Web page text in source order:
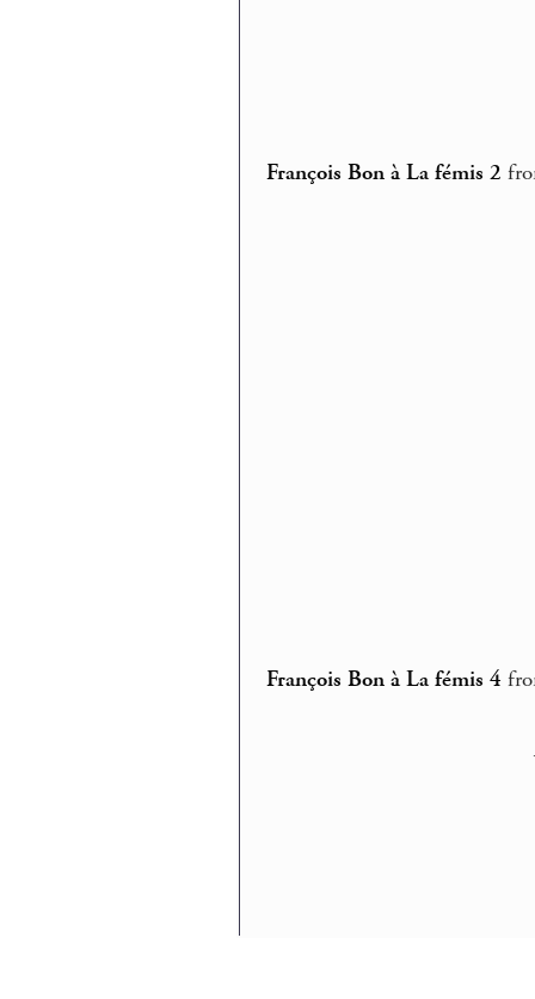
François Bon à La fémis 2
François Bon à La fémis 4